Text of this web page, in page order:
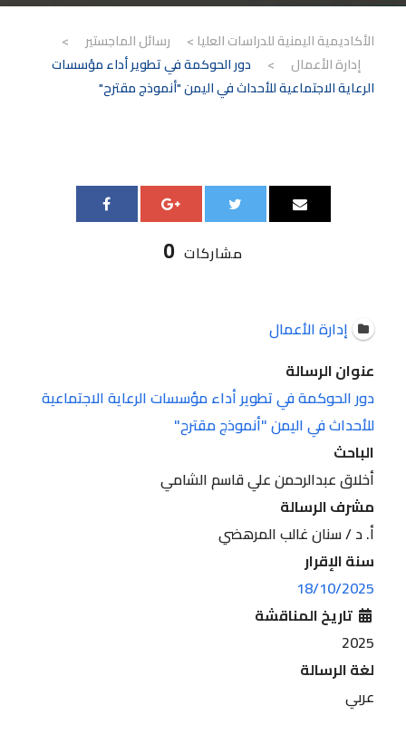
الأكاديمية اليمنية للدراسات العليا > رسائل الماجستير
>
إدارة الأعمال
>
دور الحوكمة في تطوير أداء مؤسسات
الرعاية الاجتماعية للأحداث في اليمن "أنموذج مقترح"
0 مشاركات
إدارة الأعمال
عنوان الرسالة
دور الحوكمة في تطوير أداء مؤسسات الرعاية الاجتماعية
للأحداث في اليمن "أنموذج مقترح"
الباحث
أخلاق عبدالرحمن علي قاسم الشامي
مشرف الرسالة
أ. د / سنان غالب المرهضي
سنة الإقرار
18/10/2025
تاريخ المناقشة
2025
لغة الرسالة
عربي